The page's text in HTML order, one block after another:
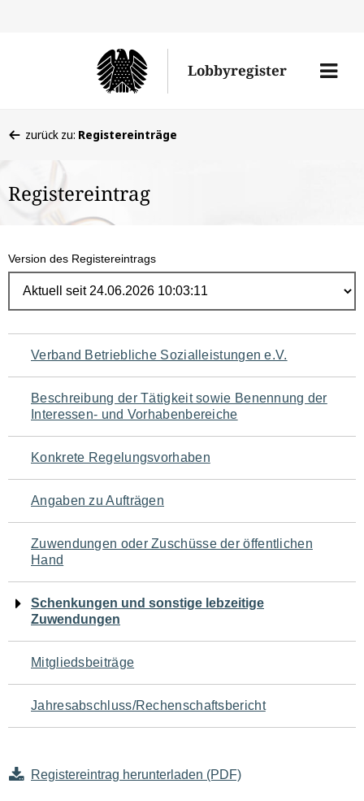
Lobbyregister
Menü
befinden
hier:
zurück zu: Registereinträge
Registereintrag
Version des Registereintrags
Navigation
für
den
Seiteninhalt
Verband Betriebliche Sozialleistungen e.V.
Beschreibung der Tätigkeit sowie Benennung der
Interessen- und Vorhabenbereiche
Konkrete Regelungsvorhaben
Angaben zu Aufträgen
Zuwendungen oder Zuschüsse der öffentlichen
Hand
Schenkungen und sonstige lebzeitige
Zuwendungen
Mitgliedsbeiträge
Jahresabschluss/Rechenschaftsbericht
Registereintrag herunterladen (PDF)